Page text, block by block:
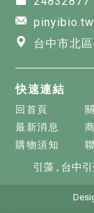
台中市北
快速連結
回首頁
最新消息
購物須知
引藻 台中